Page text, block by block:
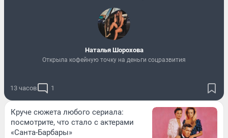
Наталья Шорохова
Открыла кофейную точку на деньги соцразвития
13 часов 1
Круче сюжета любого сериала:
посмотрите, что стало с актерами
«Санта-Барбары»